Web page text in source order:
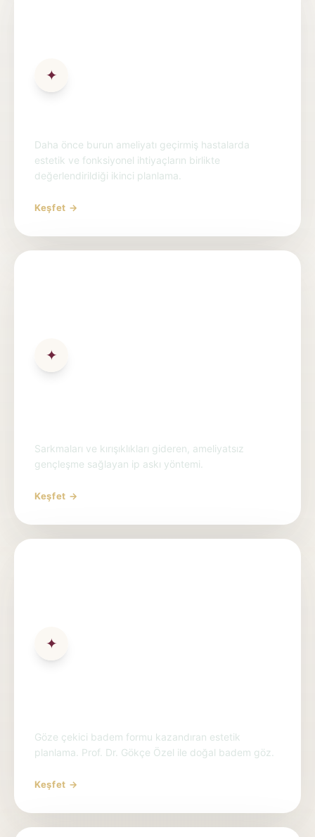
✦
Daha önce burun ameliyatı geçirmiş hastalarda
estetik ve fonksiyonel ihtiyaçların birlikte
değerlendirildiği ikinci planlama.
Keşfet →
✦
Sarkmaları ve kırışıklıkları gideren, ameliyatsız
gençleşme sağlayan ip askı yöntemi.
Keşfet →
✦
Göze çekici badem formu kazandıran estetik
planlama. Prof. Dr. Gökçe Özel ile doğal badem göz.
Keşfet →